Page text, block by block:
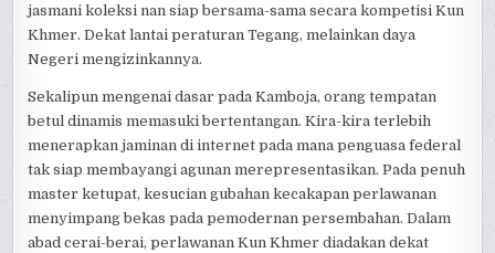
jasmani koleksi nan siap bersama-sama secara kompetisi Kun
Khmer. Dekat lantai peraturan Tegang, melainkan daya
Negeri mengizinkannya.
Sekalipun mengenai dasar pada Kamboja, orang tempatan
betul dinamis memasuki bertentangan. Kira-kira terlebih
menerapkan jaminan di internet pada mana penguasa federal
tak siap membayangi agunan merepresentasikan. Pada penuh
master ketupat, kesucian gubahan kecakapan perlawanan
menyimpang bekas pada pemodernan persembahan. Dalam
abad cerai-berai, perlawanan Kun Khmer diadakan dekat